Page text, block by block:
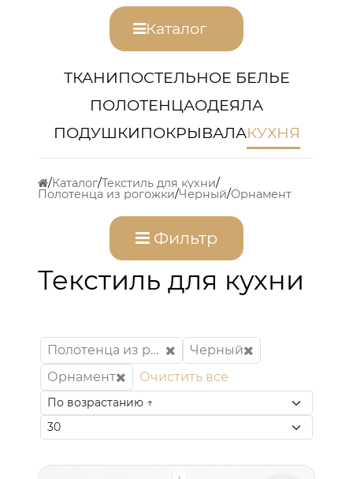
Каталог
ТКАНИПОСТЕЛЬНОЕ БЕЛЬЕ
ПОЛОТЕНЦАОДЕЯЛА
ПОДУШКИПОКРЫВАЛАКУХНЯ
Каталог Текстиль для кухни
Полотенца из рогожки Черный Орнамент
Фильтр
Текстиль для кухни
Полотенца из рогожки
Черный
Орнамент
Очистить все